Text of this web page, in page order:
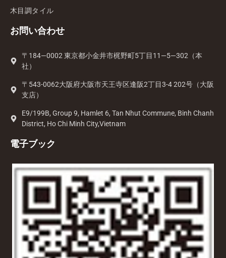
木目調タイル
お問い合わせ
〒184—0002 東京都小金井市梶野町5丁目11—5—302（本
社）
〒543-0062大阪府大阪市天王寺区逢阪2丁目3-4 202号（大阪
支店）
E9/199B, Group 9, Hamlet 6, Tan Nhut Commune, Binh Chanh
District, Ho Chi Minh City,Vietnam
電子ブック